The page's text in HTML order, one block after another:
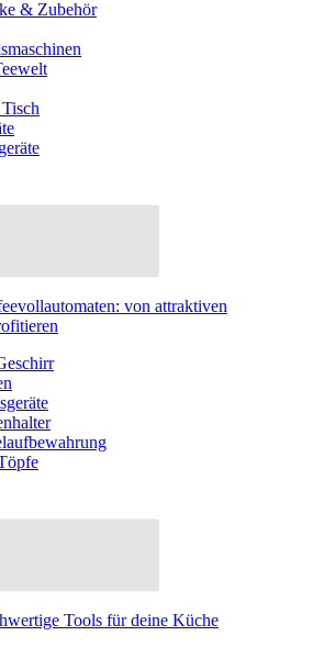
& Zubehör
von attraktiven
Tools für deine Küche